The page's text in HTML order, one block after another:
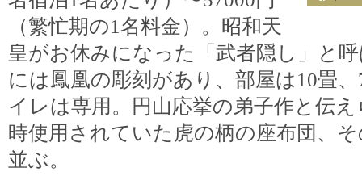
（繁忙期の1名料金）。昭和天
皇がお休みになった「武者隠し」と
には鳳凰の彫刻があり、部屋は10畳
イレは専用。円山応挙の弟子作と伝
時使用されていた虎の柄の座布団、
並ぶ。